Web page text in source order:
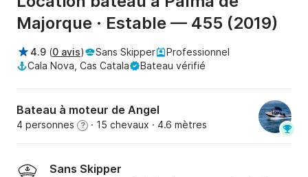
Majorque · Estable — 455 (2019)
4.9 (0 avis) Sans Skipper
Professionnel
Cala Nova, Cas Catala
Bateau vérifié
Bateau à moteur de Angel
4 personnes ? · 15 chevaux · 4.6 mètres
Sans Skipper